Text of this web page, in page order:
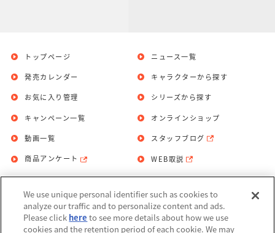
トップページ
発売カレンダー
お気に入り管理
ニュース一覧
キャラクターから探す
シリーズから探す
キャンペーン一覧
動画一覧
商品アンケート
オンラインショップ
スタッフブログ
WEB取説
お問い合わせ 個人情報保護方針
利用規約
We use unique personal identifier such as cookies to
analyze our traffic and to personalize content and ads.
Please click here to see more details about how we use
cookies and the retention period of each cookie. We may